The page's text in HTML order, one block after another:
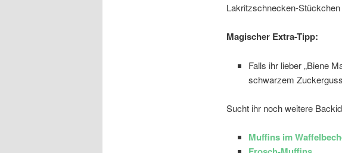
Lakritzschnecken-
Magischer Extra-Tipp:
Falls ihr lieber „Biene
schwarzem
Sucht ihr noch weitere
Muffins im